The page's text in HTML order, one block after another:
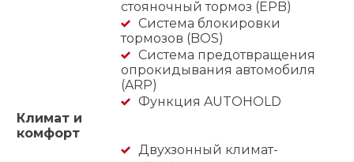
стояночный тормоз (EPB)
Система блокировки
тормозов (BOS)
Система предотвращения
опрокидывания автомобиля
(ARP)
Функция AUTOHOLD
Климат и
комфорт
Двухзонный климат-